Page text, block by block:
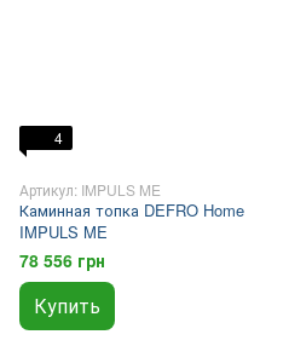
4
Артикул: IMPULS ME
Каминная топка DEFRO Home
IMPULS ME
78 556 грн
Купить